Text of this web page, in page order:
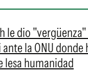
le dio
la ONU
lesa humanidad